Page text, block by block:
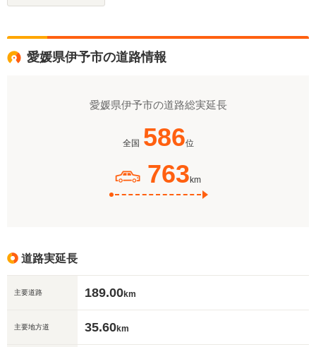
愛媛県伊予市の道路情報
愛媛県伊予市の道路総実延長
全国 586位
763 km
道路実延長
主要道路 189.00km
主要地方道 35.60km